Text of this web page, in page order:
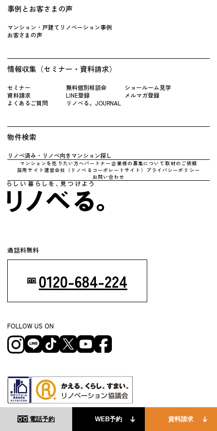
WEB予約 資料請求
通話料無料
0120-684-224
FOLLOW US ON
国土交通省の定める要件を満たした登録事業者です。
事例とお客さまの声
マンション・戸建てリノベーション事例
お客さまの声
情報収集（セミナー・資料請求）
セミナー 無料個別相談会
ショールーム見学
資料請求
LINE登録
メルマガ登録
よくあるご質問
リノベる。JOURNAL
物件検索
リノベ済み・リノベ向きマンション探し
マンションを売りたい方へパートナー企業様の募集について 取材のご依頼
採用サイト運営会社（リノべるコーポレートサイト） プライバシーポリシー
お問い合わせ